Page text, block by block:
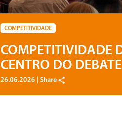
COMPETITIVIDADE
COMPETITIVIDADE
CENTRO DO DEBATE
26.06.2026 | Share